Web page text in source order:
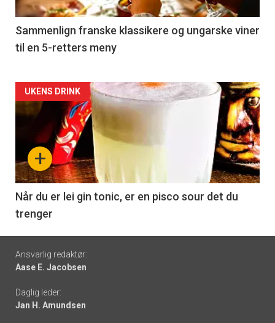
-
5
Sammenlign franske klassikere og ungarske viner
til en 5-retters meny
Forsiden
akkurat
nå
-
6
+
UKENS DRINK
Når du er lei gin tonic, er en pisco sour det du
trenger
Footer
-
links
Ansvarlig redaktør:
Aase E. Jacobsen
Daglig leder:
Jan H. Amundsen